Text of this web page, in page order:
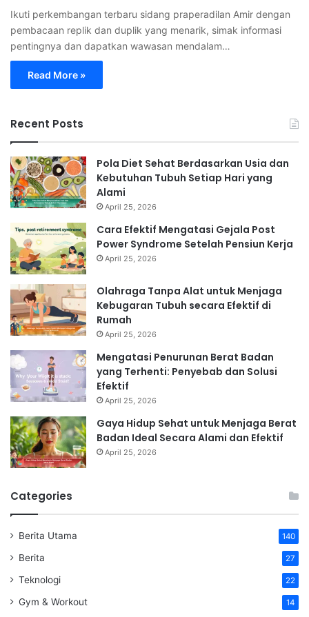
Ikuti perkembangan terbaru sidang praperadilan Amir dengan
pembacaan replik dan duplik yang menarik, simak informasi
pentingnya dan dapatkan wawasan mendalam…
Read More »
Recent Posts
Pola Diet Sehat Berdasarkan Usia dan
Kebutuhan Tubuh Setiap Hari yang
Alami
April 25, 2026
Cara Efektif Mengatasi Gejala Post
Power Syndrome Setelah Pensiun Kerja
April 25, 2026
Olahraga Tanpa Alat untuk Menjaga
Kebugaran Tubuh secara Efektif di
Rumah
April 25, 2026
Mengatasi Penurunan Berat Badan
yang Terhenti: Penyebab dan Solusi
Efektif
April 25, 2026
Gaya Hidup Sehat untuk Menjaga Berat
Badan Ideal Secara Alami dan Efektif
April 25, 2026
Categories
Berita Utama 140
Berita 27
Teknologi 22
Gym & Workout 14